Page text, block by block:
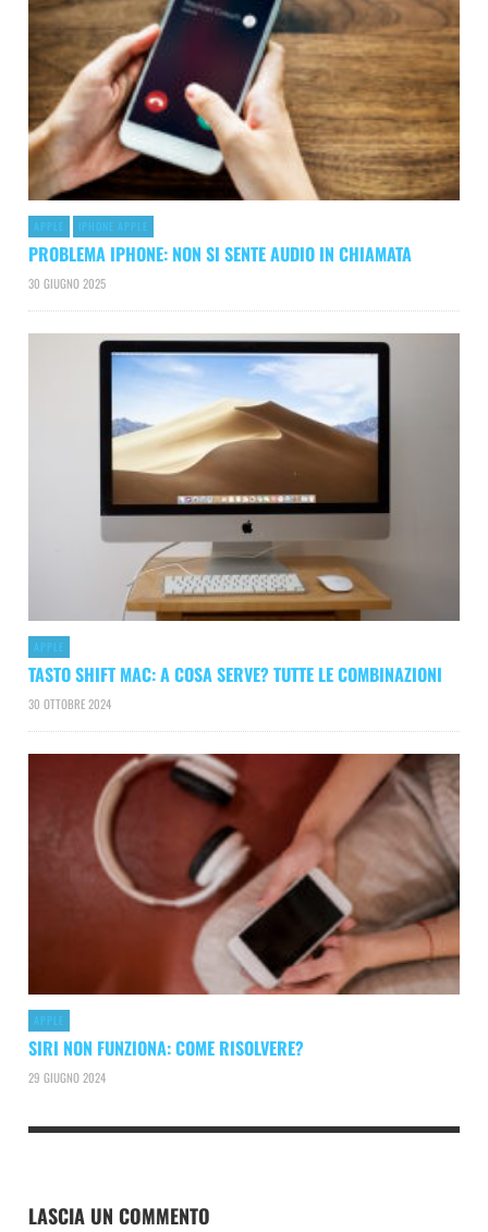
APPLE IPHONE APPLE
PROBLEMA IPHONE: NON SI SENTE AUDIO IN CHIAMATA
30 GIUGNO 2025
APPLE
TASTO SHIFT MAC: A COSA SERVE? TUTTE LE COMBINAZIONI
30 OTTOBRE 2024
APPLE
SIRI NON FUNZIONA: COME RISOLVERE?
29 GIUGNO 2024
LASCIA UN COMMENTO